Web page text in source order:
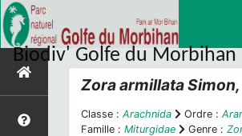
Biodiv' Golfe du Morbihan
Zora armillata
Classe : Arachnida Ordre :
Famille : Miturgidae Genre :